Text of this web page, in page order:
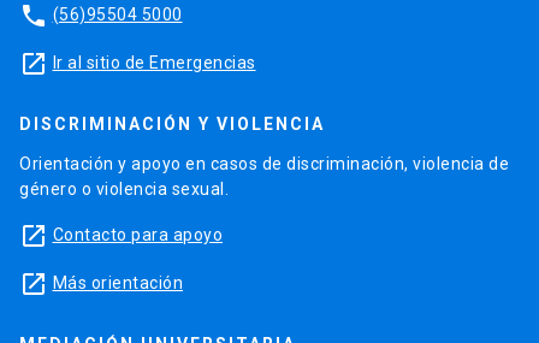
phone (56)95504 5000
launch Ir al sitio de Emergencias
DISCRIMINACIÓN Y VIOLENCIA
Orientación y apoyo en casos de discriminación, violencia de
género o violencia sexual.
launch Contacto para apoyo
launch Más orientación